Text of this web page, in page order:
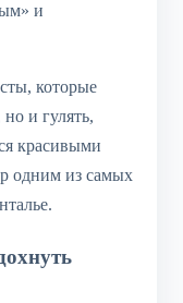
и
которые
но и гулять,
красивыми
одним из самых